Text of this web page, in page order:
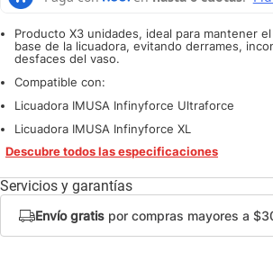
Producto X3 unidades, ideal para mantener
base de la licuadora, evitando derrames,
desfaces del vaso.
Compatible con:
Licuadora IMUSA Infinyforce Ultraforce
Licuadora IMUSA Infinyforce XL
Descubre todos las especificaciones
Servicios y garantías
Envío gratis por compras mayores a